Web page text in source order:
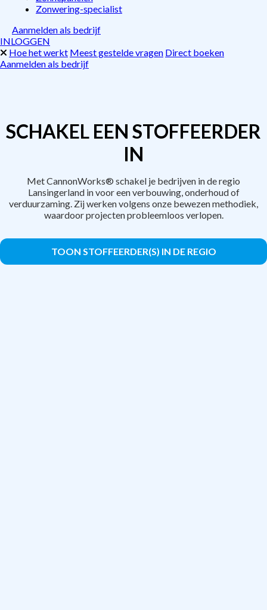
Zonwering-specialist
Aanmelden als bedrijf
INLOGGEN
Hoe het werkt Meest gestelde vragen Direct boeken
Aanmelden als bedrijf
SCHAKEL EEN STOFFEERDER
IN
Met CannonWorks® schakel je bedrijven in de regio
Lansingerland in voor een verbouwing, onderhoud of
verduurzaming. Zij werken volgens onze bewezen methodiek,
waardoor projecten probleemloos verlopen.
TOON STOFFEERDER(S) IN DE REGIO